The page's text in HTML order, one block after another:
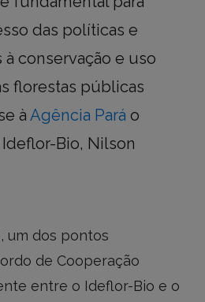
das políticas e
à conservação e uso
florestas públicas
àAgência Pará o
Bio, Nilson
um dos pontos
de Cooperação
entre o Ideflor-Bio e o